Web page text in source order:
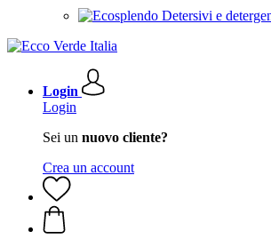
Detersivi e
Login
Login
Sei un nuovo cliente?
Crea un account